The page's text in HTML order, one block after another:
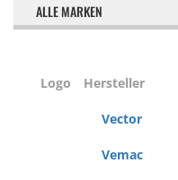
ALLE MARKEN
Logo Hersteller
Vector
Vemac